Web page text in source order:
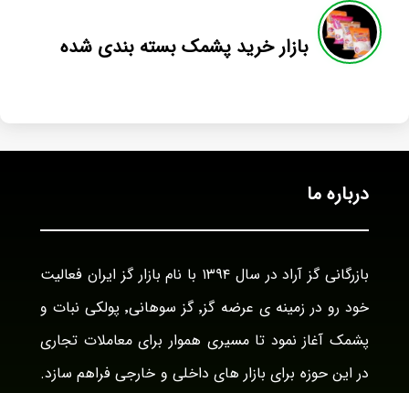
بازار خرید پشمک بسته بندی شده
درباره ما
بازرگانی گز آراد در سال ۱۳۹۴ با نام بازار گز ایران فعالیت
خود رو در زمینه ی عرضه گز٬ گز سوهانی٬ پولکی نبات و
پشمک آغاز نمود تا مسیری هموار برای معاملات تجاری
در این حوزه برای بازار های داخلی و خارجی فراهم سازد.